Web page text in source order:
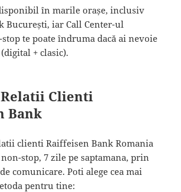
în marile orașe, inclusiv
București, iar Call Center-ul
te poate îndruma dacă ai nevoie
+ clasic).
Clienti
Bank
clienti Raiffeisen Bank Romania
stop, 7 zile pe saptamana, prin
comunicare. Poti alege cea mai
pentru tine: